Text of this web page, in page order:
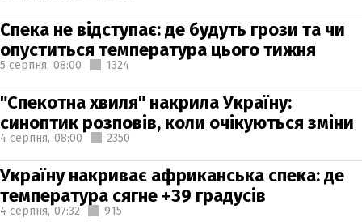
Спека не відступає: де будуть грози та чи
опуститься температура цього тижня
5 серпня, 08:00 1324
"Спекотна хвиля" накрила Україну:
синоптик розповів, коли очікуються зміни
4 серпня, 08:00 2350
Україну накриває африканська спека: де
температура сягне +39 градусів
4 серпня, 07:32 915